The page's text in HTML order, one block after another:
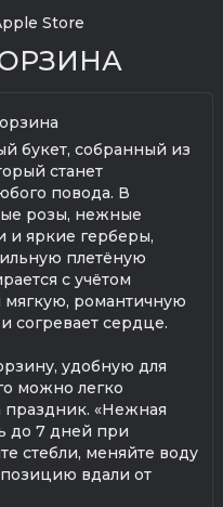
букет, собранный из
станет
повода. В
розы, нежные
и яркие герберы,
плетёную
с учётом
мягкую, романтичную
согревает сердце.
удобную для
можно легко
праздник. «Нежная
до 7 дней при
стебли, меняйте воду
вдали от